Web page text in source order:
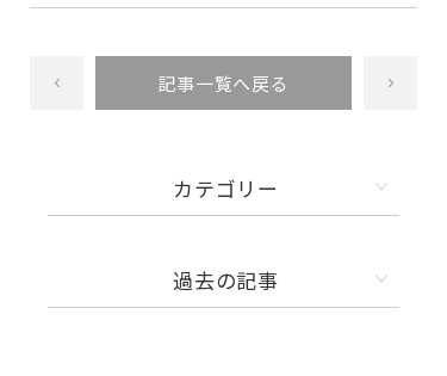
記事一覧へ戻る
カテゴリー
過去の記事